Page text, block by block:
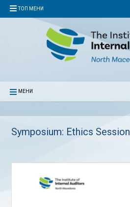
ТОП МЕНИ
МЕНИ
Symposium: Ethics Session